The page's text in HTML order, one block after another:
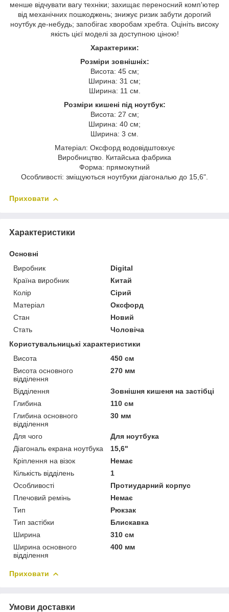
менше відчувати вагу техніки; захищає переносний комп'ютер
від механічних пошкоджень; знижує ризик забути дорогий
ноутбук де-небудь; запобігає хворобам хребта. Оцініть високу
якість цієї моделі за доступною ціною!
Характерики:
Розміри зовнішніх:
Висота: 45 см;
Ширина: 31 см;
Ширина: 11 см.
Розміри кишені під ноутбук:
Висота: 27 см;
Ширина: 40 см;
Ширина: 3 см.
Матеріал: Оксфорд водовідштовхує
Виробництво. Китайська фабрика
Форма: прямокутний
Особливості: зміщуються ноутбуки діагональю до 15,6".
Приховати
Характеристики
Основні
Виробник
Digital
Країна виробник
Китай
Колір
Сірий
Матеріал
Оксфорд
Стан
Новий
Стать
Чоловіча
Користувальницькі характеристики
Висота
450 см
Висота основного
відділення
270 мм
Відділення
Зовнішня кишеня на застібці
Глибина
110 см
Глибина основного
відділення
30 мм
Для чого
Для ноутбука
Діагональ екрана ноутбука
15,6"
Кріплення на візок
Немає
Кількість відділень
1
Особливості
Протиударний корпус
Плечовий ремінь
Немає
Тип
Рюкзак
Тип застібки
Блискавка
Ширина
310 см
Ширина основного
відділення
400 мм
Приховати
Умови доставки